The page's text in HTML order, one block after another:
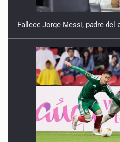
Fallece Jorge Messi, padre del